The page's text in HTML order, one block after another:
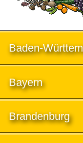
Baden-
Bayern
Brandenburg